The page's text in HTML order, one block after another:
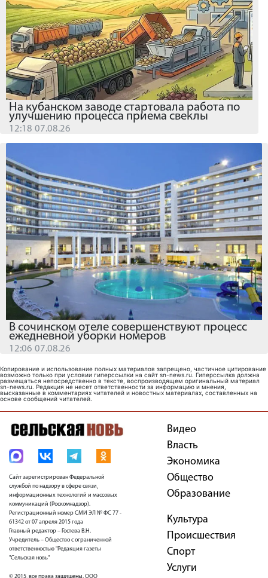
На кубанском заводе стартовала работа по
улучшению процесса приема свеклы
12:18 07.08.26
В сочинском отеле совершенствуют процесс
ежедневной уборки номеров
12:06 07.08.26
Копирование и использование полных материалов запрещено, частичное цитирование
возможно только при условии гиперссылки на сайт sn-news.ru. Гиперссылка должна
размещаться непосредственно в тексте, воспроизводящем оригинальный материал
sn-news.ru. Редакция не несет ответственности за информацию и мнения,
высказанные в комментариях читателей и новостных материалах, составленных на
основе сообщений читателей.
Сайт зарегистрирован Федеральной
службой по надзору в сфере связи,
информационных технологий и массовых
коммуникаций (Роскомнадзор).
Регистрационный номер СМИ ЭЛ № ФС 77 -
61342 от 07 апреля 2015 года
Главный редактор – Гостева В.Н.
Учредитель – Общество с ограниченной
ответственностью "Редакция газеты
"Сельская новь"
© 2015, все права защищены. ООО
Видео
Власть
Экономика
Общество
Образование
Культура
Проиcшествия
Спорт
Услуги